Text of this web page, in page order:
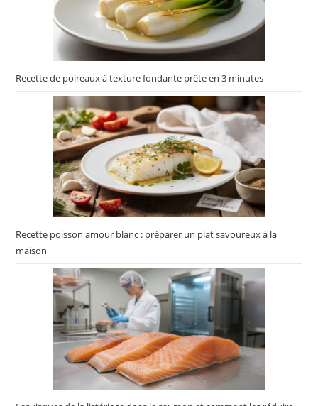
Recette de poireaux à texture fondante prête en 3 minutes
Recette poisson amour blanc : préparer un plat savoureux à la
maison